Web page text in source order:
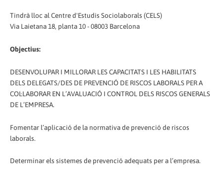
Tindrà lloc al Centre d'Estudis Sociolaborals (CELS)
Via Laietana 18, planta 10 - 08003 Barcelona
Objectius:
DESENVOLUPAR I MILLORAR LES CAPACITATS I LES HABILITATS
DELS DELEGATS/DES DE PREVENCIÓ DE RISCOS LABORALS PER A
COL·LABORAR EN L’AVALUACIÓ I CONTROL DELS RISCOS GENERALS
DE L’EMPRESA.
Fomentar l’aplicació de la normativa de prevenció de riscos
laborals.
Determinar els sistemes de prevenció adequats per a l’empresa.